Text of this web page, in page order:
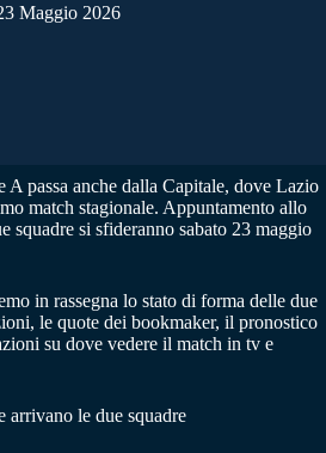
Maggio 2026
A passa anche dalla Capitale, dove Lazio
match stagionale. Appuntamento allo
squadre si sfideranno sabato 23 maggio
in rassegna lo stato di forma delle due
le quote dei bookmaker, il pronostico
su dove vedere il match in tv e
arrivano le due squadre